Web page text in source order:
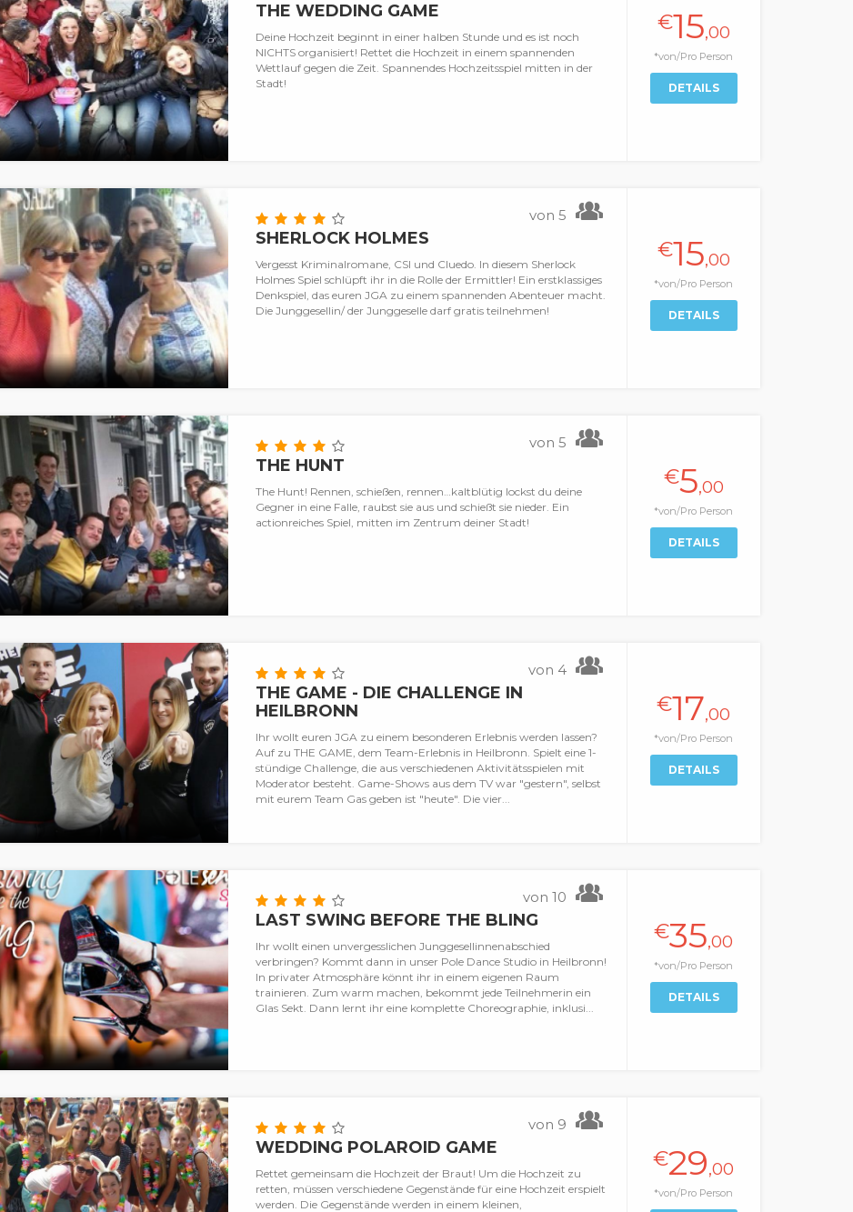
THE WEDDING GAME
Deine Hochzeit beginnt in einer halben Stunde und es ist noch
NICHTS organisiert! Rettet die Hochzeit in einem spannenden
Wettlauf gegen die Zeit. Spannendes Hochzeitsspiel mitten in der
Stadt!
€15,00
*von/Pro Person
DETAILS
von 5
SHERLOCK HOLMES
Vergesst Kriminalromane, CSI und Cluedo. In diesem Sherlock
Holmes Spiel schlüpft ihr in die Rolle der Ermittler! Ein erstklassiges
Denkspiel, das euren JGA zu einem spannenden Abenteuer macht.
Die Junggesellin/ der Junggeselle darf gratis teilnehmen!
€15,00
*von/Pro Person
DETAILS
von 5
THE HUNT
The Hunt! Rennen, schießen, rennen…kaltblütig lockst du deine
Gegner in eine Falle, raubst sie aus und schießt sie nieder. Ein
actionreiches Spiel, mitten im Zentrum deiner Stadt!
€5,00
*von/Pro Person
DETAILS
von 4
THE GAME - DIE CHALLENGE IN
HEILBRONN
Ihr wollt euren JGA zu einem besonderen Erlebnis werden lassen?
Auf zu THE GAME, dem Team-Erlebnis in Heilbronn. Spielt eine 1-
stündige Challenge, die aus verschiedenen Aktivitätsspielen mit
Moderator besteht. Game-Shows aus dem TV war "gestern", selbst
mit eurem Team Gas geben ist "heute". Die vier...
€17,00
*von/Pro Person
DETAILS
von 10
LAST SWING BEFORE THE BLING
Ihr wollt einen unvergesslichen Junggesellinnenabschied
verbringen? Kommt dann in unser Pole Dance Studio in Heilbronn!
In privater Atmosphäre könnt ihr in einem eigenen Raum
trainieren. Zum warm machen, bekommt jede Teilnehmerin ein
Glas Sekt. Dann lernt ihr eine komplette Choreographie, inklusi...
€35,00
*von/Pro Person
DETAILS
von 9
WEDDING POLAROID GAME
Rettet gemeinsam die Hochzeit der Braut! Um die Hochzeit zu
retten, müssen verschiedene Gegenstände für eine Hochzeit erspielt
werden. Die Gegenstände werden in einem kleinen,
€29,00
*von/Pro Person